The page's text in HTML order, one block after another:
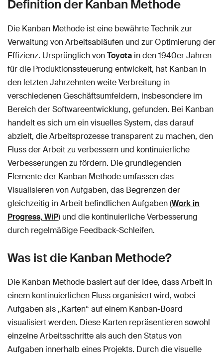
Definition der Kanban Methode
Die Kanban Methode ist eine bewährte Technik zur
Verwaltung von Arbeitsabläufen und zur Optimierung der
Effizienz. Ursprünglich vonToyota in den 1940er Jahren
für die Produktionssteuerung entwickelt, hat Kanban in
den letzten Jahrzehnten weite Verbreitung in
verschiedenen Geschäftsumfeldern, insbesondere im
Bereich der Softwareentwicklung, gefunden. Bei Kanban
handelt es sich um ein visuelles System, das darauf
abzielt, die Arbeitsprozesse transparent zu machen, den
Fluss der Arbeit zu verbessern und kontinuierliche
Verbesserungen zu fördern. Die grundlegenden
Elemente der Kanban Methode umfassen das
Visualisieren von Aufgaben, das Begrenzen der
gleichzeitig in Arbeit befindlichen Aufgaben (Work in
Progress, WiP) und die kontinuierliche Verbesserung
durch regelmäßige Feedback-Schleifen.
Was ist die Kanban Methode?
Die Kanban Methode basiert auf der Idee, dass Arbeit in
einem kontinuierlichen Fluss organisiert wird, wobei
Aufgaben als „Karten“ auf einem Kanban-Board
visualisiert werden. Diese Karten repräsentieren sowohl
einzelne Arbeitsschritte als auch den Status von
Aufgaben innerhalb eines Projekts. Durch die visuelle